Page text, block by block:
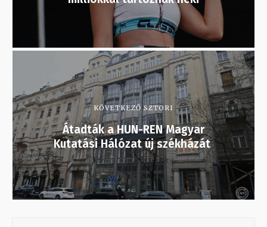
KÖVETKEZŐ SZTORI
Átadták a HUN-REN Magyar
Kutatási Hálózat új székházát